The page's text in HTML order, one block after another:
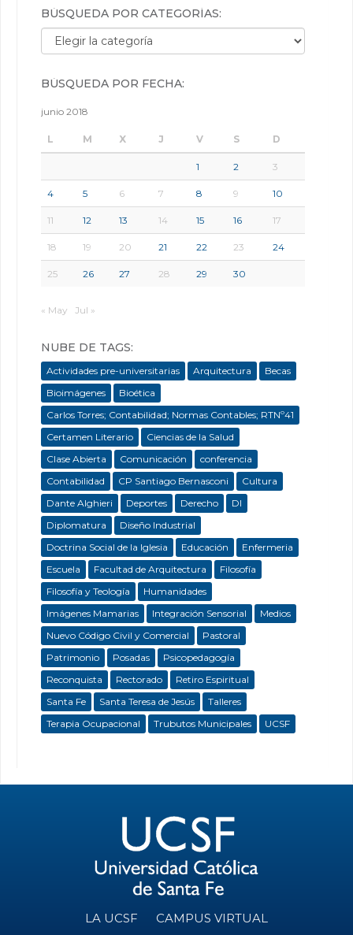
BÚSQUEDA POR CATEGORÍAS:
Búsqueda por categorías:
BÚSQUEDA POR FECHA:
junio 2018
L M X J V S D
1 2 3
4 5 6 7 8 9 10
11 12 13 14 15 16 17
18 19 20 21 22 23 24
25 26 27 28 29 30
« May Jul »
NUBE DE TAGS:
Actividades pre-universitarias Arquitectura
Becas
Bioimágenes
Bioética
Carlos Torres; Contabilidad; Normas Contables; RTNº41
Certamen Literario
Ciencias de la Salud
Clase Abierta
Comunicación
conferencia
Contabilidad
CP Santiago Bernasconi
Cultura
Dante Alghieri
Deportes Derecho
DI
Diplomatura
Diseño Industrial
Doctrina Social de la Iglesia
Educación
Enfermeria
Escuela
Facultad de Arquitectura
Filosofía
Filosofía y Teología
Humanidades
Imágenes Mamarias
Integración Sensorial
Medios
Nuevo Código Civil y Comercial
Pastoral
Patrimonio
Posadas
Psicopedagogía
Reconquista
Rectorado
Retiro Espiritual
Santa Fe
Santa Teresa de Jesús
Talleres
Terapia Ocupacional
Trubutos Municipales UCSF
LA UCSF CAMPUS VIRTUAL